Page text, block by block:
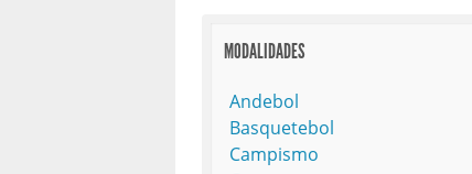
MODALIDADES
Andebol
Basquetebol
Campismo